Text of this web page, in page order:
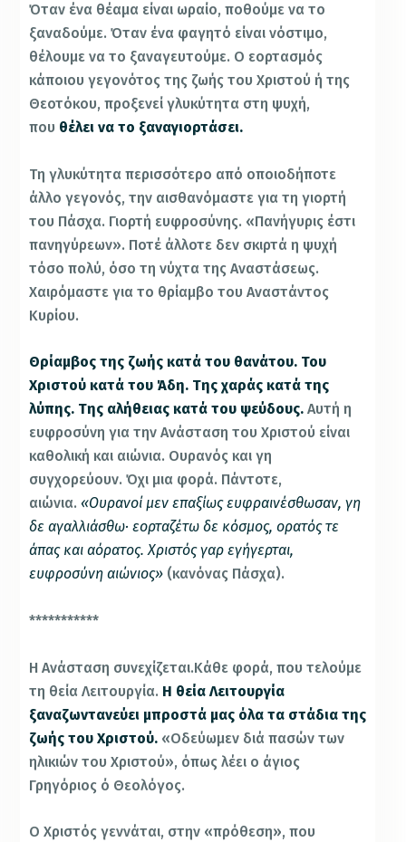
Όταν ένα θέαμα είναι ωραίο, ποθούμε να το
ξαναδούμε. Όταν ένα φαγητό είναι νόστιμο,
θέλουμε να το ξαναγευτούμε. Ο εορτασμός
κάποιου γεγονότος της ζωής του Χριστού ή της
Θεοτόκου, προξενεί γλυκύτητα στη ψυχή,
που θέλει να το ξαναγιορτάσει.
Τη γλυκύτητα περισσότερο από οποιοδήποτε
άλλο γεγονός, την αισθανόμαστε για τη γιορτή
του Πάσχα. Γιορτή ευφροσύνης. «Πανήγυρις έστι
πανη­γύρεων». Ποτέ άλλοτε δεν σκιρτά η ψυχή
τόσο πολύ, όσο τη νύχτα της Αναστάσεως.
Χαιρόμαστε για το θρίαμβο του Αναστάντος
Κυρίου.
Θρίαμβος της ζωής κατά του θανάτου. Του
Χριστού κατά του Άδη. Της χαράς κατά της
λύπης. Της αλήθειας κατά του ψεύδους. Αυτή η
ευφροσύνη για την Ανάσταση του Χριστού είναι
καθολική και αιώνια. Ουρανός και γη
συγχορεύουν. Όχι μια φορά. Πάντοτε,
αιώνια.«Ουρανοί μεν επαξίως ευφραινέσθωσαν, γη
δε αγαλλιάσθω· εορταζέτω δε κόσμος, ορατός τε
άπας και αόρατος. Χριστός γαρ εγήγερται,
ευφροσύνη αιώ­νιος» (κανόνας Πάσχα).
***********
Η Ανάσταση συνεχίζεται.Κάθε φορά, που τελούμε
τη θεία Λειτουργία. Η θεία Λειτουργία
ξαναζωντανεύει μπροστά μας όλα τα στάδια της
ζωής του Χριστού. «Οδεύωμεν διά πασών των
ηλικιών του Χριστού», όπως λέει ο άγιος
Γρηγόριος ό Θεολόγος.
Ο Χριστός γεννάται, στην «πρόθεση», που